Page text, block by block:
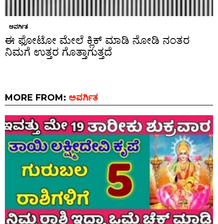
ಅವರ್ಗಿತ
ಈ ಫೋಟೋ ಮೇಲೆ ಕ್ಲಿಕ್ ಮಾಡಿ ನೋಡಿ ನಂತರ
ನಿಮಗೆ ಉತ್ತರ ಗೊತ್ತಾಗುತ್ತದೆ
MORE FROM: ಅವರ್ಗಿತ